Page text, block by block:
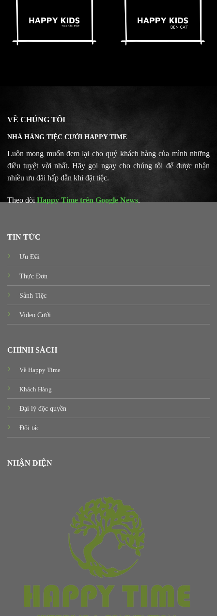
VỀ CHÚNG TÔI
NHÀ HÀNG TIỆC CƯỚI HAPPY TIME
Luôn mong muốn đem lại cho quý khách hàng của mình những
điều tuyệt vời nhất. Hãy gọi ngay cho chúng tôi để được nhận
nhiều ưu đãi hấp dẫn khi đặt tiệc.
Theo dõi Happy Time trên Google News.
TIN TỨC
Ưu Đãi
Thực Đơn
Sảnh Tiệc
Video Cưới
CHÍNH SÁCH
Về Happy Time
Khách Hàng
Đại lý độc quyền
Đối tác
NHẬN DIỆN